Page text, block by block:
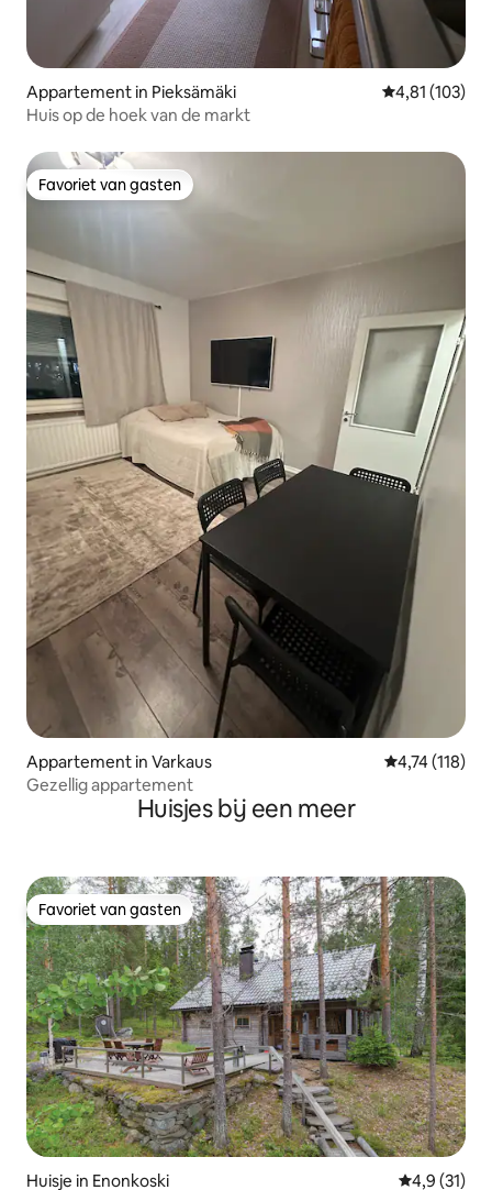
Appartement in Pieksämäki Gemiddelde
4,81 (103)
Huis op de hoek van de markt
Favoriet van gasten
Favoriet van gasten
Appartement in Varkaus Gemiddelde
4,74 (118)
Gezellig appartement
Huisjes bij een meer
Favoriet van gasten
Favoriet van gasten
Huisje in Enonkoski
4,9 (31)